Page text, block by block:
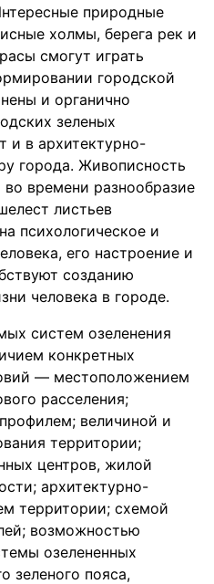
природные
холмы, берега рек и
смогут играть
городской
и органично
зеленых
и в архитектурно-
города. Живописность
времени разнообразие
листьев
психологическое и
его настроение и
созданию
человека в городе.
систем озеленения
конкретных
— местоположением
расселения;
величиной и
территории;
центров, жилой
архитектурно-
территории; схемой
возможностью
озелененных
зеленого пояса,